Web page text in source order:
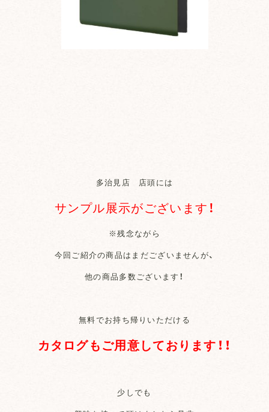
多治見店 店頭には
サンプル展示がございます！
※残念ながら
今回ご紹介の商品はまだございませんが、
他の商品多数ございます！
無料でお持ち帰りいただける
カタログもご用意しております！！
少しでも